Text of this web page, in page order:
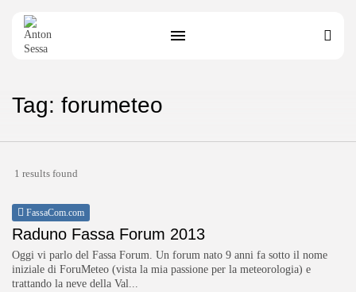
Tag: forumeteo
1 results found
FassaCom.com
Raduno Fassa Forum 2013
Oggi vi parlo del Fassa Forum. Un forum nato 9 anni fa sotto il nome
iniziale di ForuMeteo (vista la mia passione per la meteorologia) e
trattando la neve della Val...